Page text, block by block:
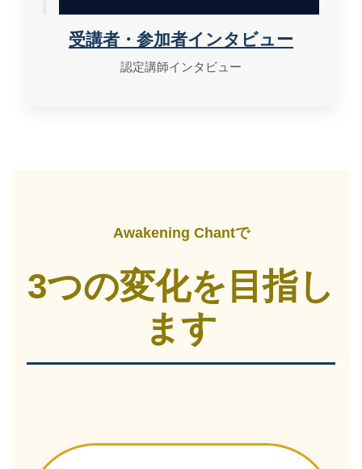
受講者・参加者インタビュー
認定講師インタビュー
Awakening Chantで
3つの変化を目指し
ます